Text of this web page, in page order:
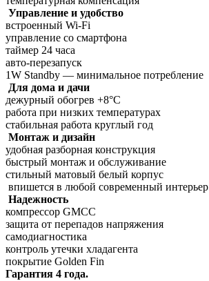
Управление и удобство
встроенный Wi-Fi
управление со смартфона
таймер 24 часа
авто-перезапуск
1W Standby — минимальное потребление
Для дома и дачи
дежурный обогрев +8°C
работа при низких температурах
стабильная работа круглый год
Монтаж и дизайн
удобная разборная конструкция
быстрый монтаж и обслуживание
стильный матовый белый корпус
впишется в любой современный интерьер
Надежность
компрессор GMCC
защита от перепадов напряжения
самодиагностика
контроль утечки хладагента
покрытие Golden Fin
Гарантия 4 года.